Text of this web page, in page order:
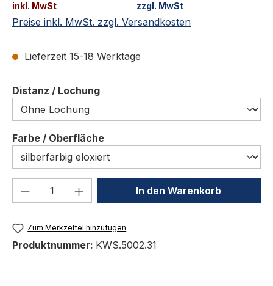
inkl. MwSt zzgl. MwSt
Preise inkl. MwSt. zzgl. Versandkosten
Lieferzeit 15-18 Werktage
Distanz / Lochungauswählen
Farbe / Oberflächeauswählen
Produkt Anzahl: Gib denIn den Warenkorb
Zum Merkzettel hinzufügen
Produktnummer: KWS.5002.31